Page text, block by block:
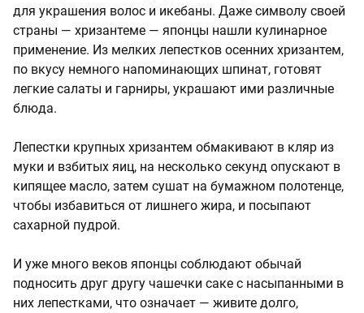
для украшения волос и икебаны. Даже символу своей
страны — хризантеме — японцы нашли кулинарное
применение. Из мелких лепестков осенних хризантем,
по вкусу немного напоминающих шпинат, готовят
легкие салаты и гарниры, украшают ими различные
блюда.
Лепестки крупных хризантем обмакивают в кляр из
муки и взбитых яиц, на несколько секунд опускают в
кипящее масло, затем сушат на бумажном полотенце,
чтобы избавиться от лишнего жира, и посыпают
сахарной пудрой.
И уже много веков японцы соблюдают обычай
подносить друг другу чашечки саке с насыпанными в
них лепестками, что означает — живите долго,